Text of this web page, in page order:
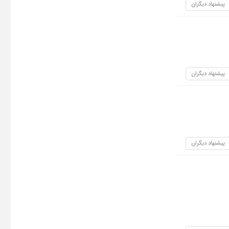
پیشنهاد دیگران
پیشنهاد دیگران
پیشنهاد دیگران